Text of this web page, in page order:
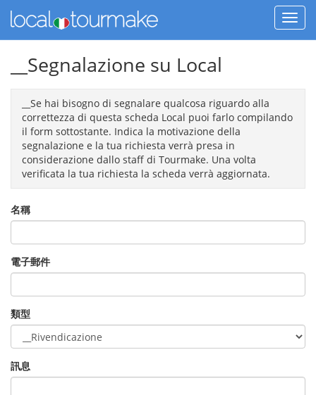
__Segnalazione su Local
__Se hai bisogno di segnalare qualcosa riguardo alla
correttezza di questa scheda Local puoi farlo compilando
il form sottostante. Indica la motivazione della
segnalazione e la tua richiesta verrà presa in
considerazione dallo staff di Tourmake. Una volta
verificata la tua richiesta la scheda verrà aggiornata.
名稱
電子郵件
類型
訊息